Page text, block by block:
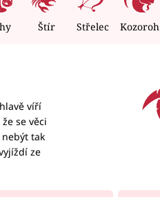
Štír Střelec Kozoroh
víří
se věci
tak
ze